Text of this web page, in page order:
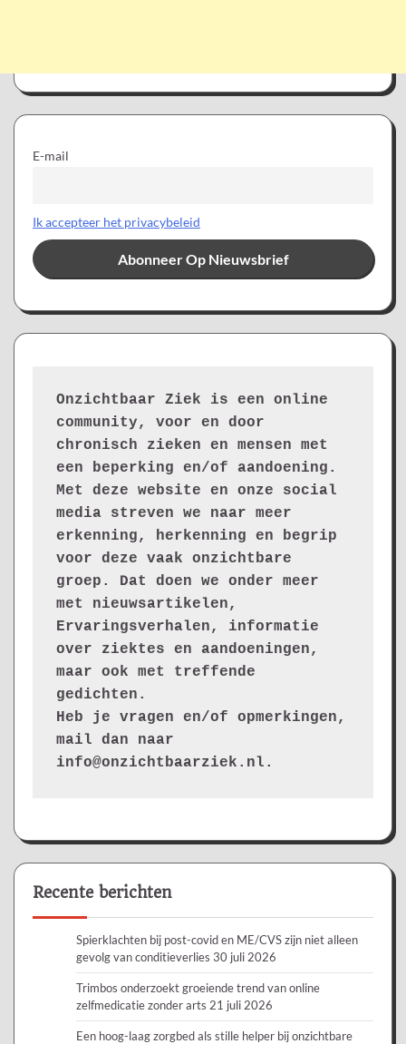
E-mail
Ik accepteer het privacybeleid
Onzichtbaar Ziek is een online
community, voor en door
chronisch zieken en mensen met
een beperking en/of aandoening.
Met deze website en onze social
media streven we naar meer
erkenning, herkenning en begrip
voor deze vaak onzichtbare
groep. Dat doen we onder meer
met nieuwsartikelen,
Ervaringsverhalen, informatie
over ziektes en aandoeningen,
maar ook met treffende
gedichten.
Heb je vragen en/of opmerkingen,
mail dan naar
info@onzichtbaarziek.nl.
Recente berichten
Spierklachten bij post-covid en ME/CVS zijn niet alleen
gevolg van conditieverlies 30 juli 2026
Trimbos onderzoekt groeiende trend van online
zelfmedicatie zonder arts 21 juli 2026
Een hoog-laag zorgbed als stille helper bij onzichtbare